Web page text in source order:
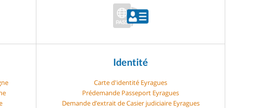
Identité
Carte d'identité Eyragues
Prédemande Passeport Eyragues
Demande d’extrait de Casier judiciaire Eyragues